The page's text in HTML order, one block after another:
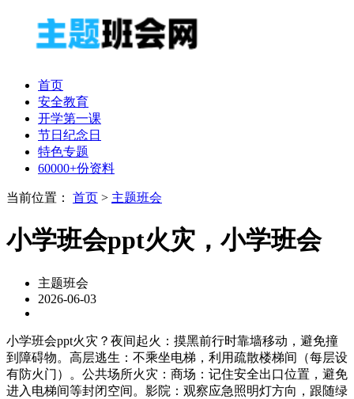
首页
安全教育
开学第一课
节日纪念日
特色专题
60000+份资料
当前位置： 首页 > 主题班会
小学班会ppt火灾，小学班会
主题班会
2026-06-03
小学班会ppt火灾？夜间起火：摸黑前行时靠墙移动，避免撞
到障碍物。高层逃生：不乘坐电梯，利用疏散楼梯间（每层设
有防火门）。公共场所火灾：商场：记住安全出口位置，避免
进入电梯间等封闭空间。影院：观察应急照明灯方向，跟随绿